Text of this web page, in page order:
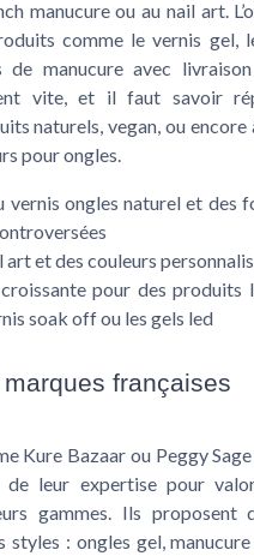
manucure ou au nail art.
comme le vernis gel,
manucure avec
vite, et il faut savoir
naturels, vegan, ou encore
pour ongles.
vernis ongles naturel et des
art et des couleurs
pour des produits
soak off ou les gels led
françaises
Kure Bazaar ou Peggy
leur expertise pour
gammes. Ils proposent
styles : ongles gel,